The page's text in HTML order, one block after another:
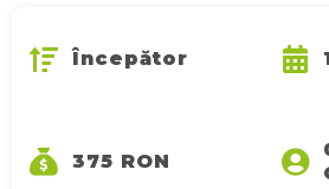
Începător
375 RON